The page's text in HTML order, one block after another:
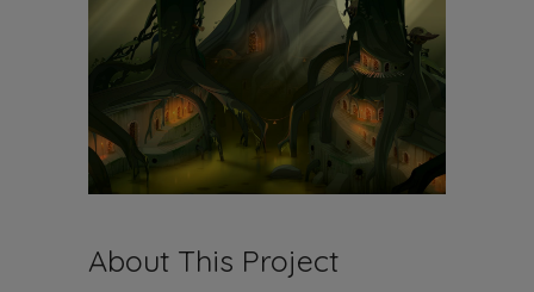
About This Project